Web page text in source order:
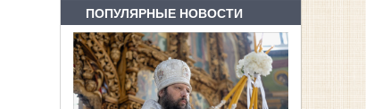
ПОПУЛЯРНЫЕ НОВОСТИ